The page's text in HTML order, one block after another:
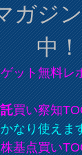
ガジ
中！
ット無料レ
買い察知
なり使えま
基点買い